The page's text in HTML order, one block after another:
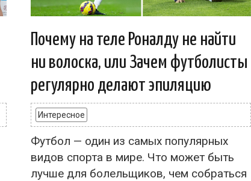
Почему на теле Роналду не найти
ни волоска, или Зачем футболисты
регулярно делают эпиляцию
Интересное
Футбол — один из самых популярных
видов спорта в мире. Что может быть
лучше для болельщиков, чем собраться